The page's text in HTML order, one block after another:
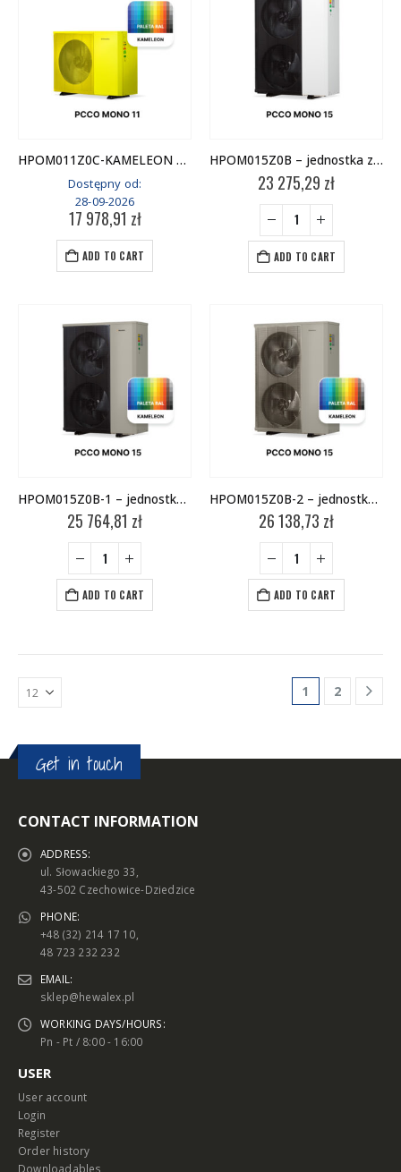
HPOM011Z0C-KAMELEON WARIANT 2 – jednostka zewnętrzna
Dostępny od:
28-09-2026
17 978,91 zł
ADD TO CART
HPOM015Z0B – jednostka zewnętrzna
23 275,29 zł
ADD TO CART
HPOM015Z0B-1 – jednostka zewnętrzna
25 764,81 zł
ADD TO CART
HPOM015Z0B-2 – jednostka zewnętrzna
26 138,73 zł
ADD TO CART
1 2
Get in touch
CONTACT INFORMATION
ADDRESS:
ul. Słowackiego 33,
43-502 Czechowice-Dziedzice
PHONE:
+48 (32) 214 17 10,
48 723 232 232
EMAIL:
sklep@hewalex.pl
WORKING DAYS/HOURS:
Pn - Pt / 8:00 - 16:00
USER
User account
Login
Register
Order history
Downloadables